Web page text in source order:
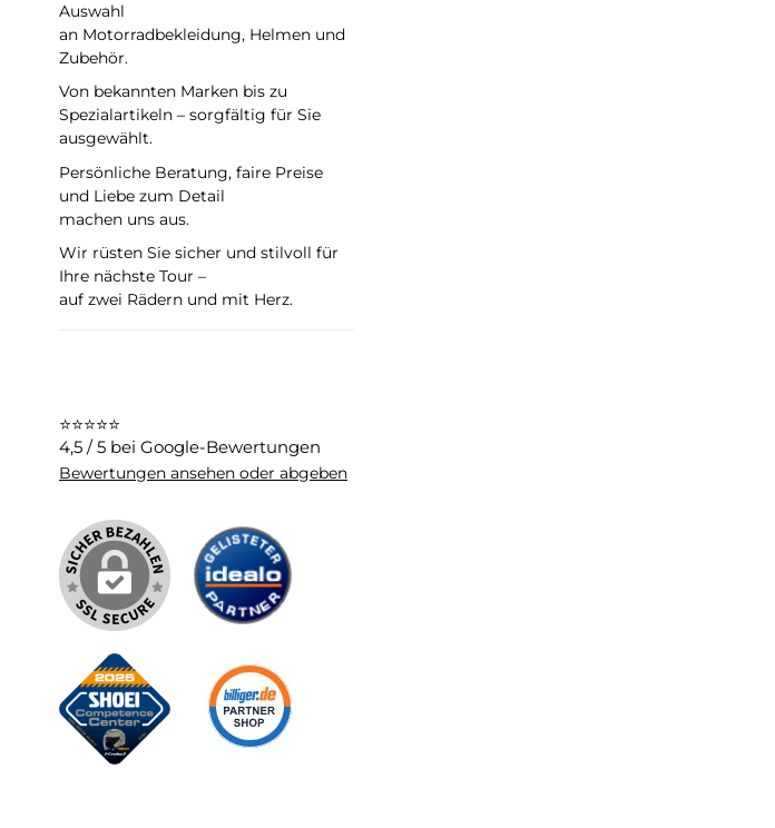
Auswahl
an Motorradbekleidung, Helmen und
Zubehör.
Von bekannten Marken bis zu
Spezialartikeln – sorgfältig für Sie
ausgewählt.
Persönliche Beratung, faire Preise
und Liebe zum Detail
machen uns aus.
Wir rüsten Sie sicher und stilvoll für
Ihre nächste Tour –
auf zwei Rädern und mit Herz.
⭐⭐⭐⭐⭐
4,5 / 5 bei Google-Bewertungen
Bewertungen ansehen oder abgeben